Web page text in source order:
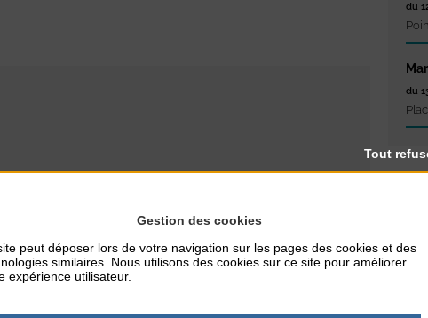
du
du
Gestion des cookies
peut déposer lors de votre navigation sur les pages des cookies et des
similaires. Nous utilisons des cookies sur ce site pour améliorer
expérience utilisateur.
Tout